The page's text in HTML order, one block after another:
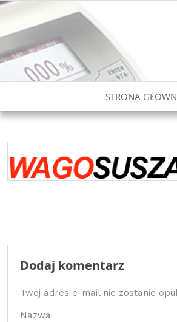
STRONA
Dodaj komentarz
Twój adres e-mail nie zostanie
Nazwa